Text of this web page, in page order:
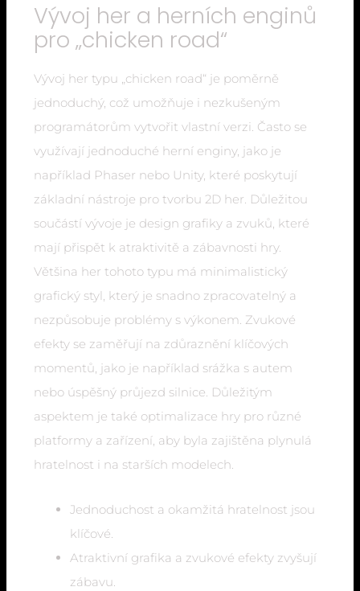
Vývoj her a herních enginů
pro „chicken road“
Vývoj her typu „chicken road“ je poměrně
jednoduchý, což umožňuje i nezkušeným
programátorům vytvořit vlastní verzi. Často se
využívají jednoduché herní enginy, jako je
například Phaser nebo Unity, které poskytují
základní nástroje pro tvorbu 2D her. Důležitou
součástí vývoje je design grafiky a zvuků, které
mají přispět k atraktivitě a zábavnosti hry.
Většina her tohoto typu má minimalistický
grafický styl, který je snadno zpracovatelný a
nezpůsobuje problémy s výkonem. Zvukové
efekty se zaměřují na zdůraznění klíčových
momentů, jako je například srážka s autem
nebo úspěšný průjezd silnice. Důležitým
aspektem je také optimalizace hry pro různé
platformy a zařízení, aby byla zajištěna plynulá
hratelnost i na starších modelech.
Jednoduchost a okamžitá hratelnost jsou
klíčové.
Atraktivní grafika a zvukové efekty zvyšují
zábavu.